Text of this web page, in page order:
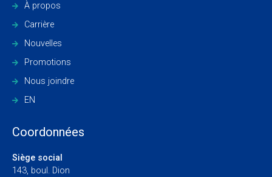
À propos
Carrière
Nouvelles
Promotions
Nous joindre
EN
Coordonnées
Siège social
143, boul. Dion